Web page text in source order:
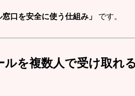
口を安全に使う仕組み」
です。
を複数人で受け取れ